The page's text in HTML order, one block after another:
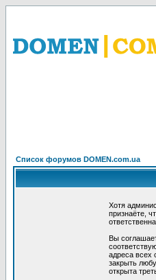
Список форумов DOMEN.com.ua
Хотя
признаёте,
Вы
адреса всех
закрыть
открыта